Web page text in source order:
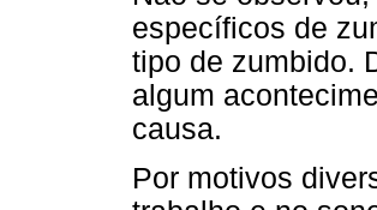
específicos de
tipo de zumbido.
algum
causa.
Por motivos